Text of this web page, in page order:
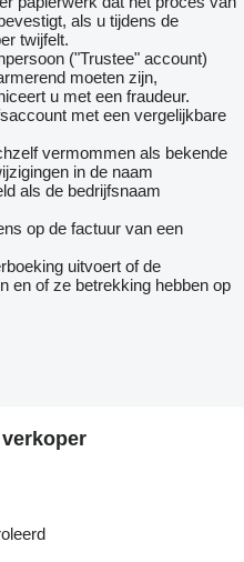
als u tijdens de
twijfelt.
("Trustee" account)
moeten zijn,
u met een fraudeur.
met een vergelijkbare
vermommen als bekende
in de naam
als de bedrijfsnaam
op de factuur van een
uitvoert of de
en of ze betrekking hebben op